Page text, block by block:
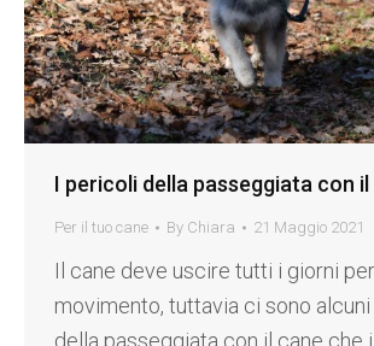
I pericoli della passeggiata con il
Per il tuo cane By Chiara 21 Maggio 2021
Il cane deve uscire tutti i giorni
movimento, tuttavia ci sono